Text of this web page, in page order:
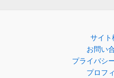
サイト
お問い
プライバシ
プロフ